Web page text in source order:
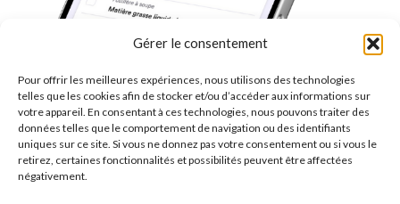
Gérer le consentement
Pour offrir les meilleures expériences, nous utilisons des technologies
telles que les cookies afin de stocker et/ou d’accéder aux informations sur
votre appareil. En consentant à ces technologies, nous pouvons traiter des
données telles que le comportement de navigation ou des identifiants
uniques sur ce site. Si vous ne donnez pas votre consentement ou si vous le
retirez, certaines fonctionnalités et possibilités peuvent être affectées
négativement.